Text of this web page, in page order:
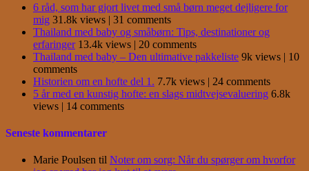
6 råd, som har gjort livet med små børn meget dejligere for
mig 31.8k views | 31 comments
Thailand med baby og småbørn: Tips, destinationer og
erfaringer 13.4k views | 20 comments
Thailand med baby – Den ultimative pakkeliste 9k views | 10
comments
Historien om en hofte del 1. 7.7k views | 24 comments
5 år med en kunstig hofte: en slags midtvejsevaluering 6.8k
views | 14 comments
Seneste kommentarer
Marie Poulsen til Noter om sorg: Når du spørger om hvorfor